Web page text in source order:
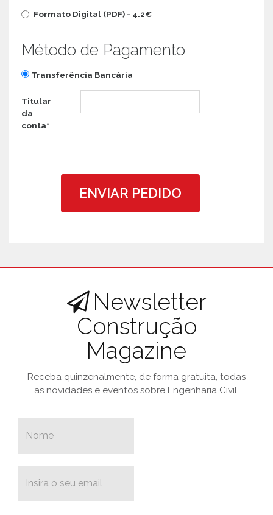
Formato Digital (PDF) - 4.2€
Método de Pagamento
Transferência Bancária
Titular
da
conta*
ENVIAR PEDIDO
Newsletter
Construção
Magazine
Receba quinzenalmente, de forma gratuita, todas
as novidades e eventos sobre Engenharia Civil.